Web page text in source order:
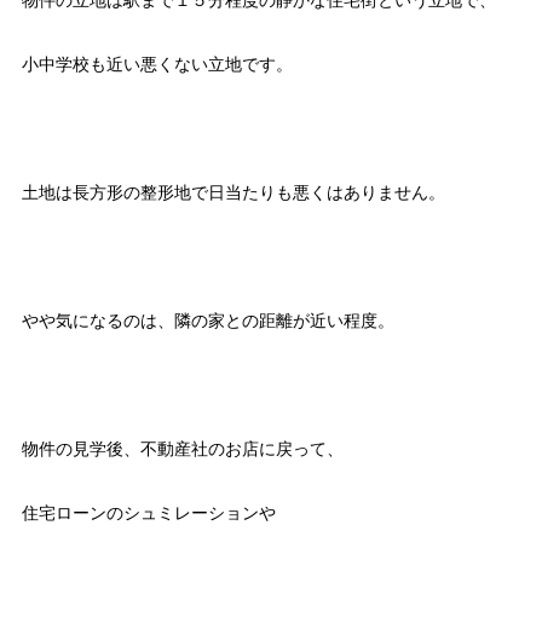
小中学校も近い悪くない立地です。
土地は長方形の整形地で日当たりも悪くはありません。
やや気になるのは、隣の家との距離が近い程度。
物件の見学後、不動産社のお店に戻って、
住宅ローンのシュミレーションや